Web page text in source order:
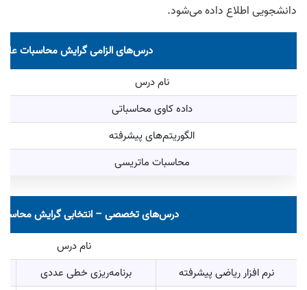
دانشجویی اطلاع داده می‌شود.
درس‌های الزامی گرایش محاسبات
نام درس
داده کاوی محاسباتی
الگوریتم‌های پیشرفته
محاسبات ماتریسی
درس‌های تخصصی – انتخابی گرایش
نام درس
نرم افزار ریاضی پیشرفته
برنامه‌ریزی خطی عددی